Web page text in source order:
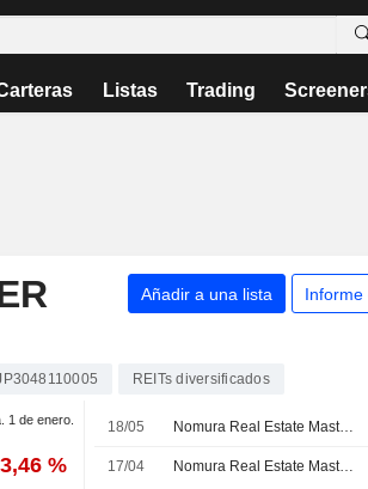
Listas Trading
Añadir a una lista Informe
REITs diversificados
1 de enero.
%
18/05 Nomura Real Estate Master Fund obtiene financiación por 10.800 millones de yenes para refinanciar deuda próxima a vencer
17/04 Nomura Real Estate Master Fund, Inc. presenta sus previsiones de distribución para los ejercicios fiscales que finalizan en agosto de 2026 y febrero de 2027